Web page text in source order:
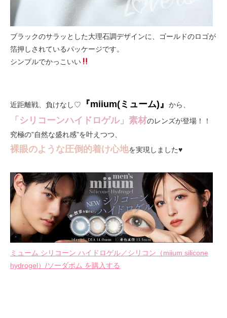
ブラックのサラッとした大理石調デザインに、ゴールドのロゴが
箔押しされているパッケージです。
シンプルでかっこいい
近距離戦、負けなし♡ 『miium(ミューム)』 から、
「シリコーンハイドロゲル」素材のレンズが登場！！
究極の”自然な盛れ感”を叶えつつ、
裸眼のような圧倒的着け心地を実現しました♥
ミューム シリコーン ハイドロゲル／シリコン（miium silicone
hydrogel）/ソーダボム を購入する